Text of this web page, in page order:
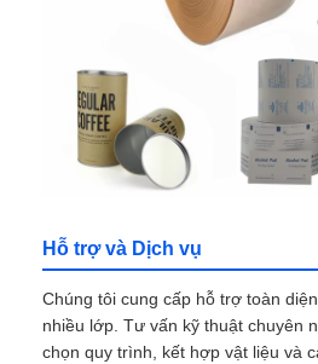
Tấm hình tổ ong bằng nhôm
Ánh bằng gương
Hỗ trợ và Dịch vụ
Chúng tôi cung cấp hỗ trợ toàn
nhiều lớp. Tư vấn kỹ thuật chuyên
chọn quy trình, kết hợp vật liệu và